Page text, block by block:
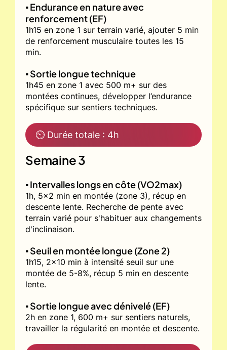
▪️ Endurance en nature avec
renforcement (EF)
1h15 en zone 1 sur terrain varié, ajouter 5 min
de renforcement musculaire toutes les 15
min.
▪️ Sortie longue technique
1h45 en zone 1 avec 500 m+ sur des
montées continues, développer l’endurance
spécifique sur sentiers techniques.
⏲ Durée totale : 4h
Semaine 3
▪️ Intervalles longs en côte (VO2max)
1h, 5x2 min en montée (zone 3), récup en
descente lente. Recherche de pente avec
terrain varié pour s'habituer aux changements
d'inclinaison.
▪️ Seuil en montée longue (Zone 2)
1h15, 2x10 min à intensité seuil sur une
montée de 5-8%, récup 5 min en descente
lente.
▪️ Sortie longue avec dénivelé (EF)
2h en zone 1, 600 m+ sur sentiers naturels,
travailler la régularité en montée et descente.